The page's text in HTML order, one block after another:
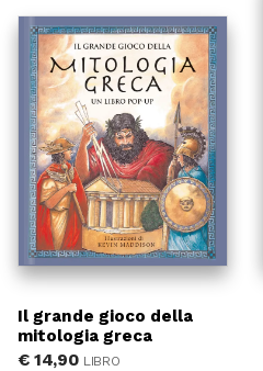
Il grande gioco della
mitologia greca
€14,90 LIBRO